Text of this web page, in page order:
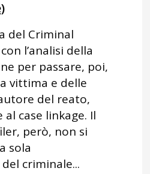
del Criminal
l’analisi della
per passare, poi,
vittima e delle
del reato,
case linkage. Il
però, non si
sola
criminale...